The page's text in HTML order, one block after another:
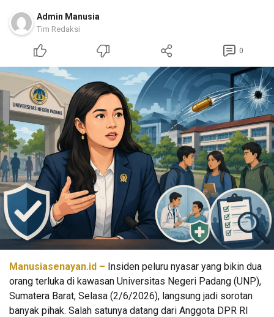
Admin Manusia
Tim Redaksi
0
Manusiasenayan.id – Insiden peluru nyasar yang bikin dua
orang terluka di kawasan Universitas Negeri Padang (UNP),
Sumatera Barat, Selasa (2/6/2026), langsung jadi sorotan
banyak pihak. Salah satunya datang dari Anggota DPR RI